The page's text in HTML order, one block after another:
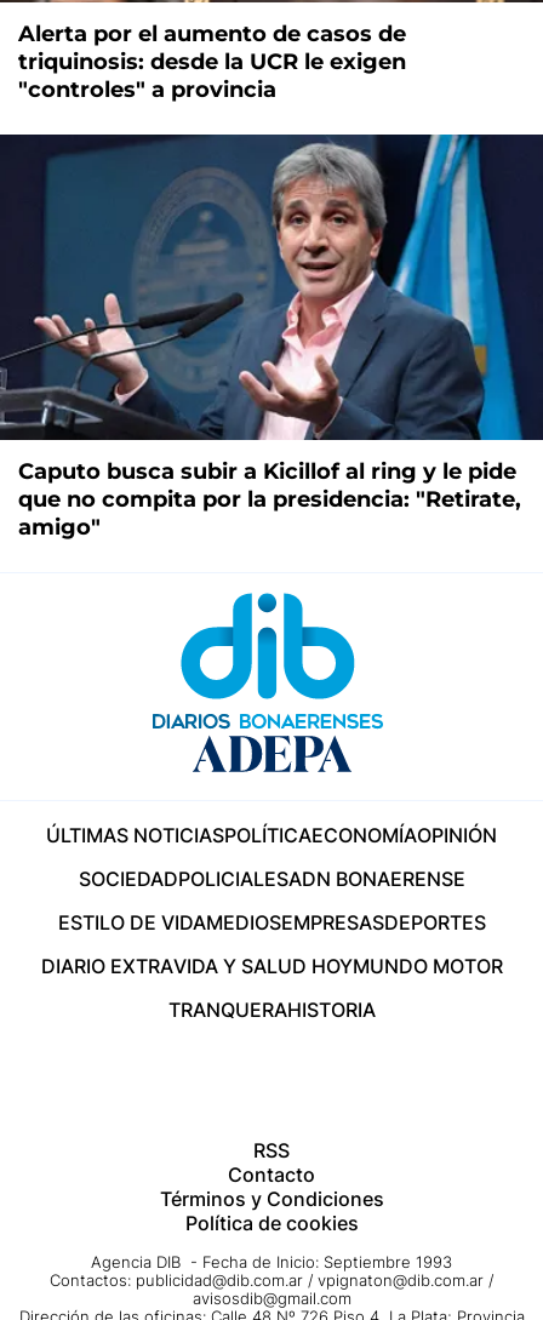
Alerta por el aumento de casos de
triquinosis: desde la UCR le exigen
"controles" a provincia
Caputo busca subir a Kicillof al ring y le pide
que no compita por la presidencia: "Retirate,
amigo"
ÚLTIMAS NOTICIASPOLÍTICAECONOMÍAOPINIÓN
SOCIEDADPOLICIALESADN BONAERENSE
ESTILO DE VIDAMEDIOSEMPRESASDEPORTES
DIARIO EXTRAVIDA Y SALUD HOYMUNDO MOTOR
TRANQUERAHISTORIA
RSS
Contacto
Términos y Condiciones
Política de cookies
Agencia DIB - Fecha de Inicio: Septiembre 1993
Contactos: publicidad@dib.com.ar / vpignaton@dib.com.ar /
avisosdib@gmail.com
Dirección de las oficinas: Calle 48 Nº 726 Piso 4, La Plata; Provincia